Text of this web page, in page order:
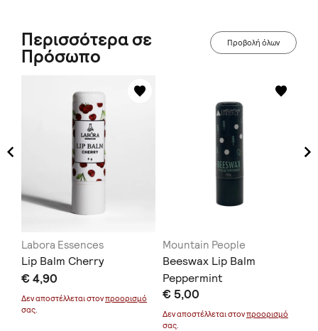
Περισσότερα σε
Πρόσωπο
Προβολή όλων
Labora Essences
Lip Balm Cherry
€ 4,90
Δεν αποστέλλεται στονπροορισμό
σας.
Mountain People
Beeswax Lip Balm
Peppermint
€ 5,00
Δεν αποστέλλεται στονπροορισμό
σας.